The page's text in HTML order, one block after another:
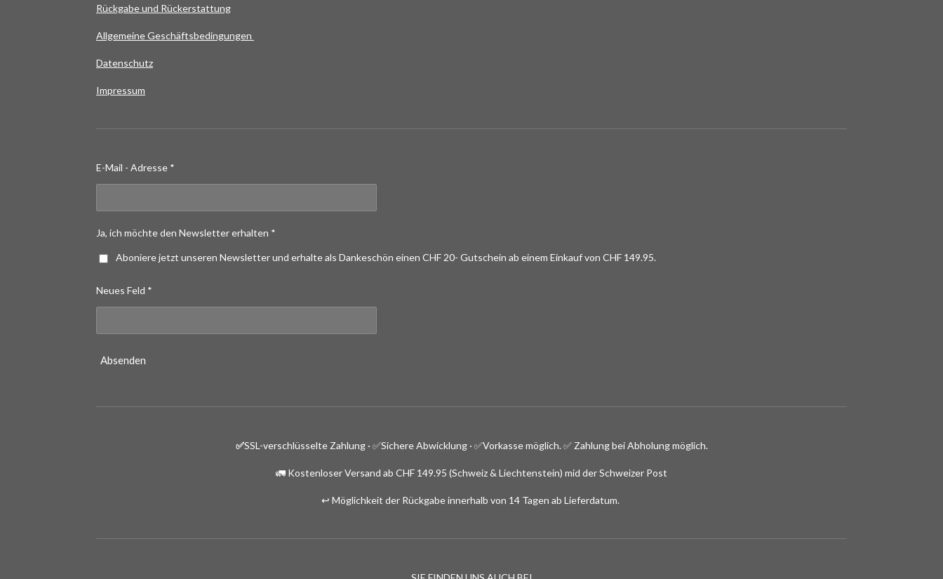
Rückgabe und Rückerstattung
Allgemeine Geschäftsbedingungen
Datenschutz
Impressum
E-Mail - Adresse *
Ja, ich möchte den Newsletter erhalten *
Aboniere jetzt unseren Newsletter und erhalte als Dankeschön einen CHF 20- Gutschein ab einem Einkauf von CHF 149.95.
Neues Feld *
Absenden
✅SSL-verschlüsselte Zahlung · ✅Sichere Abwicklung · ✅Vorkasse möglich. ✅ Zahlung bei Abholung möglich.
🚛 Kostenloser Versand ab CHF 149.95 (Schweiz & Liechtenstein) mid der Schweizer Post
↩️ Möglichkeit der Rückgabe innerhalb von 14 Tagen ab Lieferdatum.